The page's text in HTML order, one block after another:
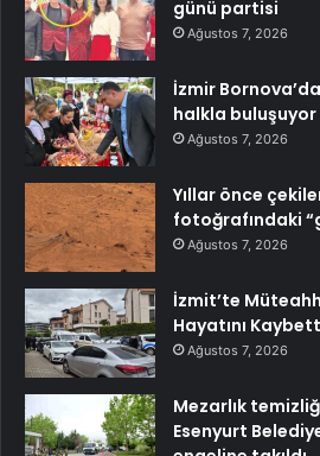
günü partisi
Ağustos 7, 2026
İzmir
halkla buluşuyor
Ağustos 7, 2026
Yıllar önce
fotoğrafındaki
Ağustos 7, 2026
İzmit’te
Hayatını
Ağustos 7, 2026
Mezarlık
Esenyurt